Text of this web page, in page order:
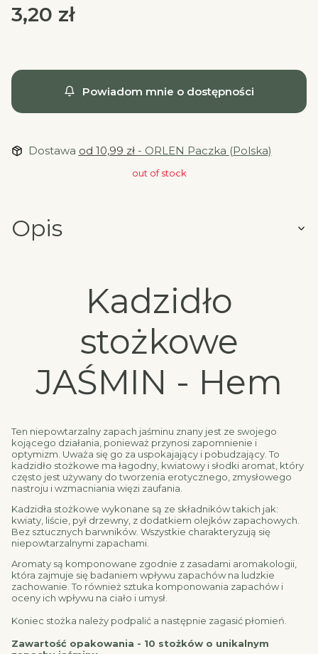
Cena
3,20 zł
Powiadom mnie o dostępności
Dostawa od 10,99 zł - ORLEN Paczka (Polska)
out of stock
Opis
Kadzidło
stożkowe
JAŚMIN - Hem
Ten niepowtarzalny zapach jaśminu znany jest ze swojego
kojącego działania, ponieważ przynosi zapomnienie i
optymizm. Uważa się go za uspokajający i pobudzający. To
kadzidło stożkowe ma łagodny, kwiatowy i słodki aromat, który
często jest używany do tworzenia erotycznego, zmysłowego
nastroju i wzmacniania więzi zaufania.
Kadzidła stożkowe wykonane są ze składników takich jak:
kwiaty, liście, pył drzewny, z dodatkiem olejków zapachowych.
Bez sztucznych barwników. Wszystkie charakteryzują się
niepowtarzalnymi zapachami.
Aromaty są komponowane zgodnie z zasadami aromakologii,
która zajmuje się badaniem wpływu zapachów na ludzkie
zachowanie. To również sztuka komponowania zapachów i
oceny ich wpływu na ciało i umysł.
Koniec stożka należy podpalić a następnie zagasić płomień.
Zawartość opakowania - 10 stożków o unikalnym